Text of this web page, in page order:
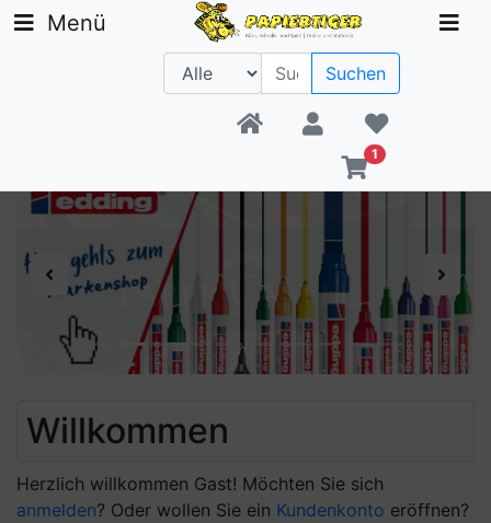
Beratung +49 30 1300 6481
Menü
Suchen
1
Previous Next
Willkommen
Herzlich willkommen Gast! Möchten Sie sich
anmelden? Oder wollen Sie ein Kundenkonto eröffnen?